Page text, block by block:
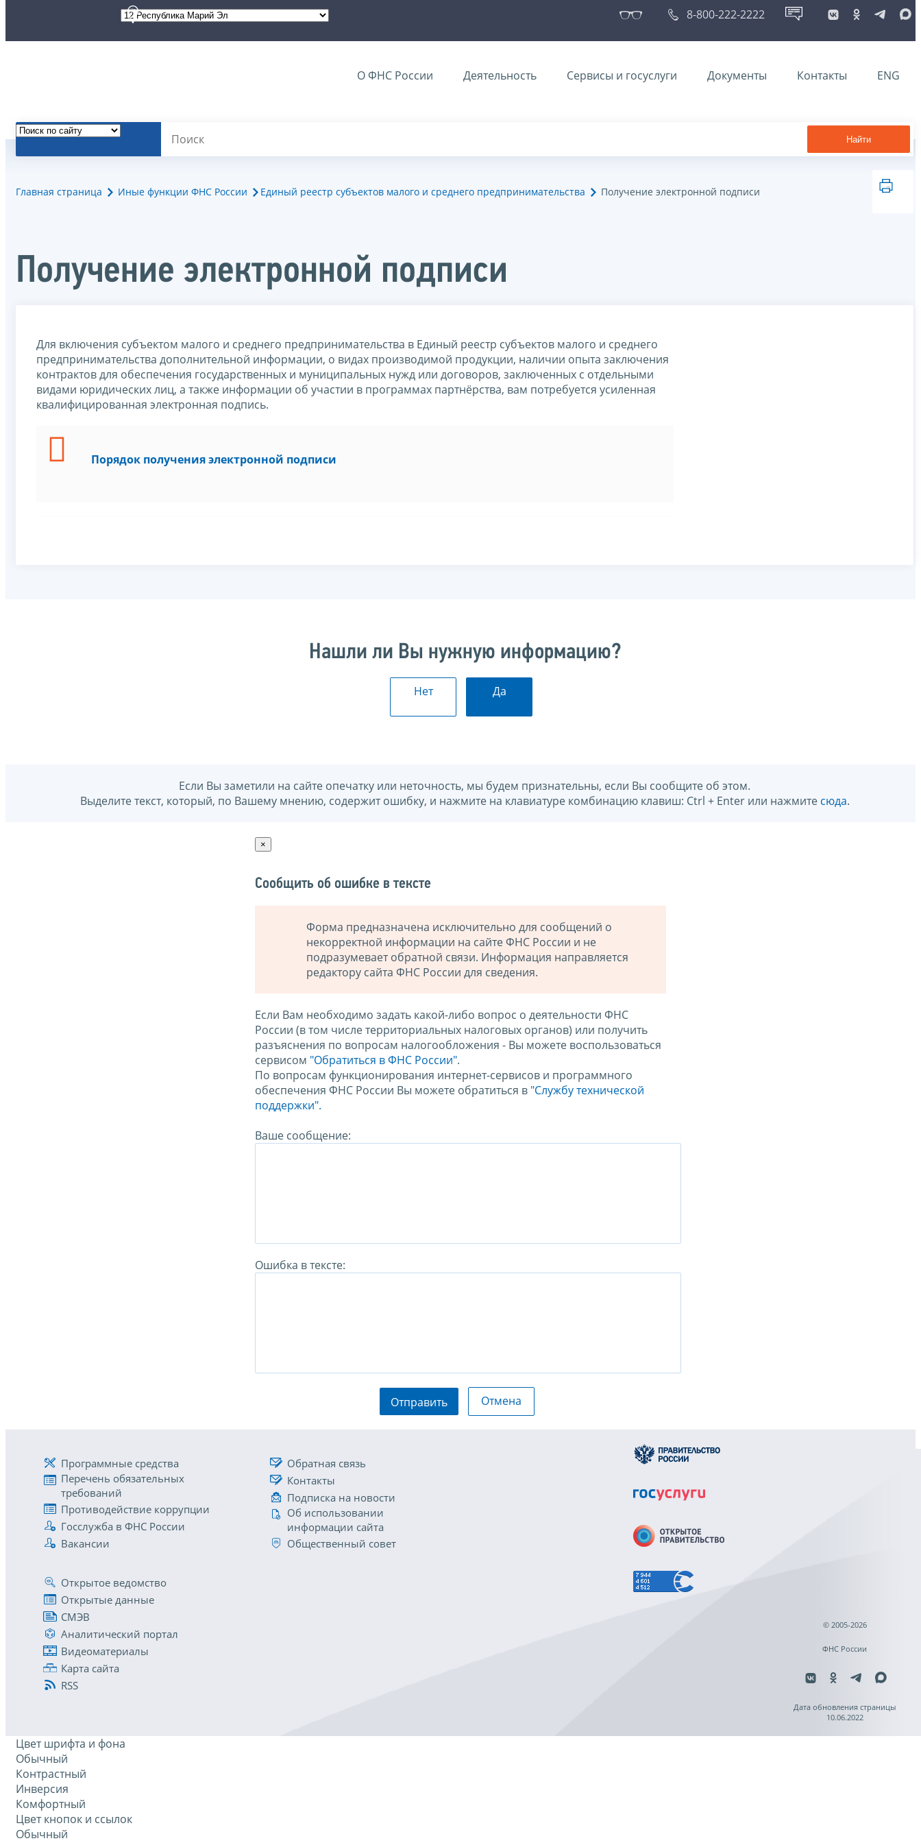
8-800-222-2222
О ФНС России Деятельность Сервисы и госуслуги Документы Контакты ENG
Найти
Главная страница Иные функции ФНС России Единый реестр субъектов малого и среднего предпринимательства Получение электронной подписи
Получение электронной подписи
Для включения субъектом малого и среднего предпринимательства в Единый реестр субъектов малого и среднего
предпринимательства дополнительной информации, о видах производимой продукции, наличии опыта заключения
контрактов для обеспечения государственных и муниципальных нужд или договоров, заключенных с отдельными
видами юридических лиц, а также информации об участии в программах партнёрства, вам потребуется усиленная
квалифицированная электронная подпись.
Порядок получения электронной подписи
Нашли ли Вы нужную информацию?
Нет Да
Если Вы заметили на сайте опечатку или неточность, мы будем признательны, если Вы сообщите об этом.
Выделите текст, который, по Вашему мнению, содержит ошибку, и нажмите на клавиатуре комбинацию клавиш: Ctrl + Enter или нажмите сюда.
×
Сообщить об ошибке в тексте
Форма предназначена исключительно для сообщений о
некорректной информации на сайте ФНС России и не
подразумевает обратной связи. Информация направляется
редактору сайта ФНС России для сведения.
Если Вам необходимо задать какой-либо вопрос о деятельности ФНС
России (в том числе территориальных налоговых органов) или получить
разъяснения по вопросам налогообложения - Вы можете воспользоваться
сервисом "Обратиться в ФНС России".
По вопросам функционирования интернет-сервисов и программного
обеспечения ФНС России Вы можете обратиться в "Службу технической
поддержки".
Ваше сообщение:
Ошибка в тексте:
Отправить Отмена
Программные средства
Перечень обязательных
требований
Противодействие коррупции
Госслужба в ФНС России
Вакансии
Обратная связь
Контакты
Подписка на новости
Об использовании
информации сайта
Общественный совет
Открытое ведомство
Открытые данные
СМЭВ
Аналитический портал
Видеоматериалы
Карта сайта
RSS
© 2005-2026
ФНС России
Дата обновления страницы
10.06.2022
Цвет шрифта и фона
Обычный
Контрастный
Инверсия
Комфортный
Цвет кнопок и ссылок
Обычный